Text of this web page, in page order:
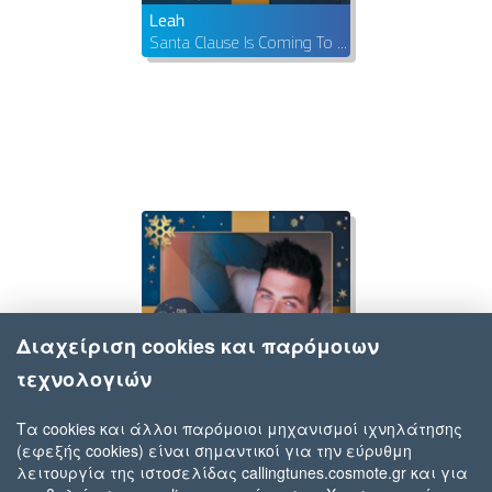
Leah
Ruan Josh
Jingle Bell Rock
Διαχείριση cookies και παρόμοιων
τεχνολογιών
Τα cookies και άλλοι παρόμοιοι μηχανισμοί ιχνηλάτησης
(εφεξής cookies) είναι σημαντικοί για την εύρυθμη
λειτουργία της ιστοσελίδας callingtunes.cosmote.gr και για